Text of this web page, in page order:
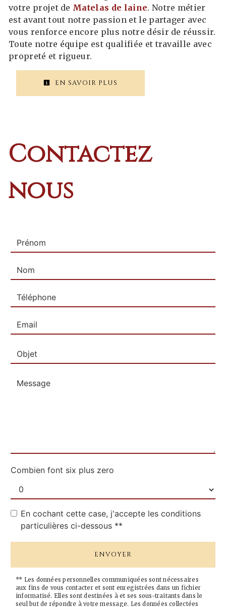
votre projet de Matelas de laine. Notre métier
est avant tout notre passion et le partager avec
vous renforce encore plus notre désir de réussir.
Toute notre équipe est qualifiée et travaille avec
propreté et rigueur.
EN SAVOIR PLUS
Contactez
nous
Combien font six plus zero
En cochant cette case, j'accepte les conditions
particulières ci-dessous **
ENVOYER
** Les données personnelles communiquées sont nécessaires
aux fins de vous contacter et sont enregistrées dans un fichier
informatisé. Elles sont destinées à et ses sous-traitants dans le
seul but de répondre à votre message. Les données collectées